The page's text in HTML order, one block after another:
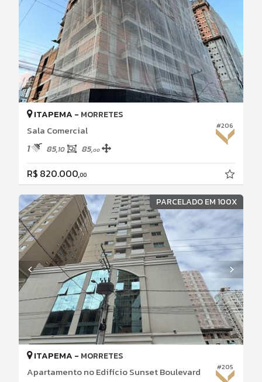
#206
ITAPEMA - MORRETES
Sala Comercial
1 85,10 85,00
R$ 820.000,00
PARCELADO EM 100X
#205
ITAPEMA - MORRETES
Apartamento no Edifício Sunset Boulevard